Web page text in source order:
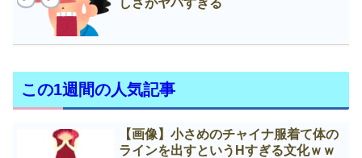
しさがヤバすぎる
この1週間の人気記事
【画像】小さめのチャイナ服着て体の
ラインを出すというНすぎる文化ｗｗ